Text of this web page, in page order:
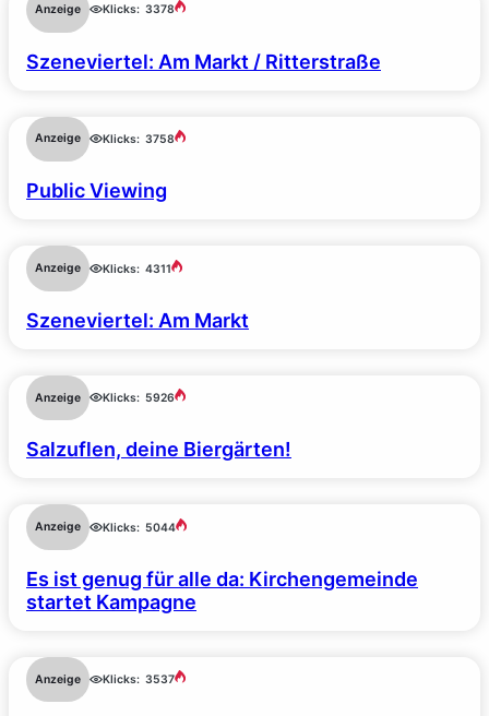
Anzeige Klicks: 3378
Szeneviertel: Am Markt / Ritterstraße
Anzeige Klicks: 3758
Public Viewing
Anzeige Klicks: 4311
Szeneviertel: Am Markt
Anzeige Klicks: 5926
Salzuflen, deine Biergärten!
Anzeige Klicks: 5044
Es ist genug für alle da: Kirchengemeinde
startet Kampagne
Anzeige Klicks: 3537